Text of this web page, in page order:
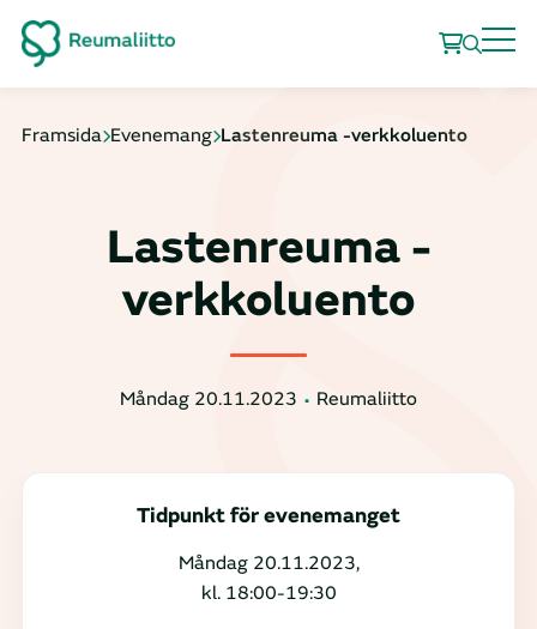
Framsida Evenemang Lastenreuma -verkkoluento
Lastenreuma -
verkkoluento
Måndag 20.11.2023 Reumaliitto
Tidpunkt för evenemanget
Måndag 20.11.2023,
kl. 18:00-19:30